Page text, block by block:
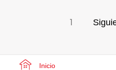
1
Inicio